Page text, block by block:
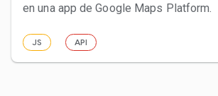
en una app de Google Maps Platform.
JS API